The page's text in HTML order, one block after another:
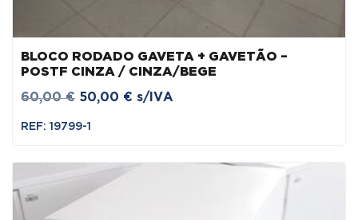
BLOCO RODADO GAVETA + GAVETÃO –
POSTF CINZA / CINZA/BEGE
60,00€ O
60,00 €.
50,00 € O
s/IVA
REF: 19799-1